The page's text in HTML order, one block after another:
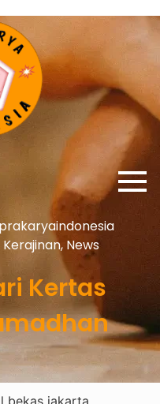
prakaryaindonesia
, News
Kertas